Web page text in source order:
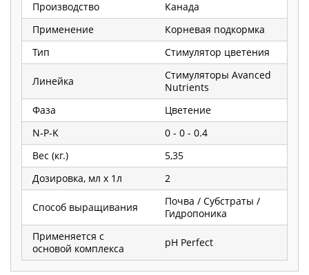
Производство
Канада
Применение
Корневая подкормка
Тип
Стимулятор цветения
Линейка
Стимуляторы Avanced
Nutrients
Фаза
Цветение
N-P-K
0 - 0 - 0.4
Вес (кг.)
5,35
Дозировка, мл х 1л
2
Способ выращивания
Почва / Субстраты /
Гидропоника
Применяется с
основой комплекса
pH Perfect